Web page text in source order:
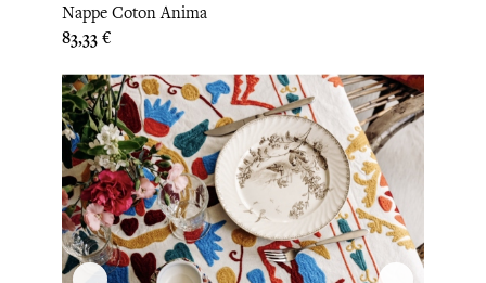
Nappe Coton Anima
Prix
83,33 €